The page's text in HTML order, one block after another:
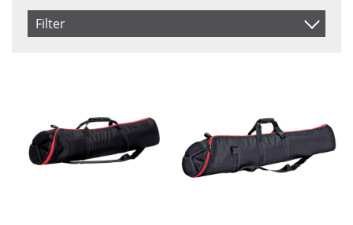
Produkt Nr.
Filter